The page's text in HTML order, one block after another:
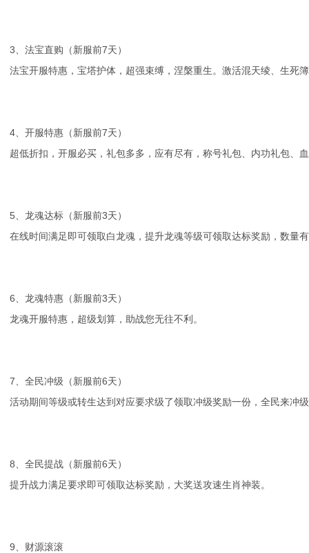
3、法宝直购（新服前7天）
法宝开服特惠，宝塔护体，超强束缚，涅槃重生。激活混天绫、生死
4、开服特惠（新服前7天）
超低折扣，开服必买，礼包多多，应有尽有，称号礼包、内功礼包、
5、龙魂达标（新服前3天）
在线时间满足即可领取白龙魂，提升龙魂等级可领取达标奖励，数量
6、龙魂特惠（新服前3天）
龙魂开服特惠，超级划算，助战您无往不利。
7、全民冲级（新服前6天）
活动期间等级或转生达到对应要求级了领取冲级奖励一份，全民来冲
8、全民提战（新服前6天）
提升战力满足要求即可领取达标奖励，大奖送攻速生肖神装。
9、财源滚滚